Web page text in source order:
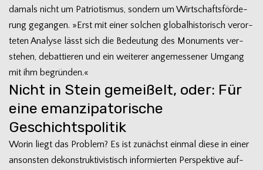
damals nicht um Patrio­tis­mus, son­dern um Wirt­schafts­för­de­
rung gegan­gen. »Erst mit einer sol­chen glo­bal­his­to­risch ver­or­
te­ten Ana­lyse lässt sich die Bedeu­tung des Monu­ments ver­
ste­hen, debat­tie­ren und ein wei­te­rer ange­mes­se­ner Umgang
mit ihm begründen.«
Nicht in Stein gemeißelt, oder: Für
eine emanzipatorische
Geschichtspolitik
Worin liegt das Pro­blem? Es ist zunächst ein­mal diese in einer
ansons­ten dekon­struk­ti­vis­tisch infor­mier­ten Per­spek­tive auf­